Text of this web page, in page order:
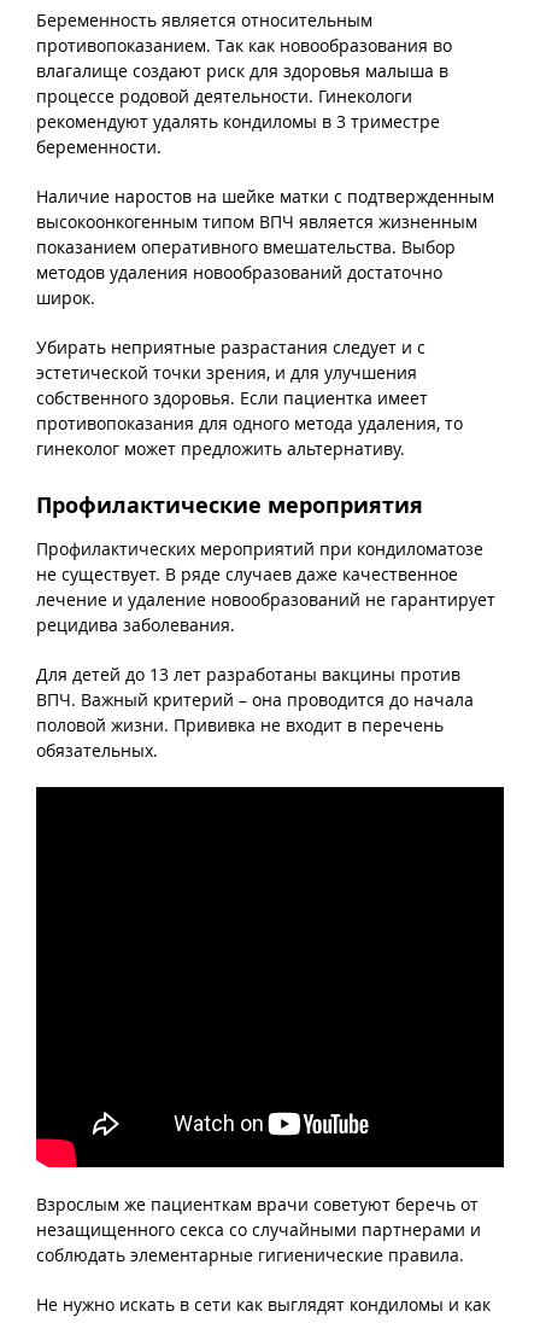
Беременность является относительным
противопоказанием. Так как новообразования во
влагалище создают риск для здоровья малыша в
процессе родовой деятельности. Гинекологи
рекомендуют удалять кондиломы в 3 триместре
беременности.
Наличие наростов на шейке матки с подтвержденным
высокоонкогенным типом ВПЧ является жизненным
показанием оперативного вмешательства. Выбор
методов удаления новообразований достаточно
широк.
Убирать неприятные разрастания следует и с
эстетической точки зрения, и для улучшения
собственного здоровья. Если пациентка имеет
противопоказания для одного метода удаления, то
гинеколог может предложить альтернативу.
Профилактические мероприятия
Профилактических мероприятий при кондиломатозе
не существует. В ряде случаев даже качественное
лечение и удаление новообразований не гарантирует
рецидива заболевания.
Для детей до 13 лет разработаны вакцины против
ВПЧ. Важный критерий – она проводится до начала
половой жизни. Прививка не входит в перечень
обязательных.
Взрослым же пациенткам врачи советуют беречь от
незащищенного секса со случайными партнерами и
соблюдать элементарные гигиенические правила.
Не нужно искать в сети как выглядят кондиломы и как